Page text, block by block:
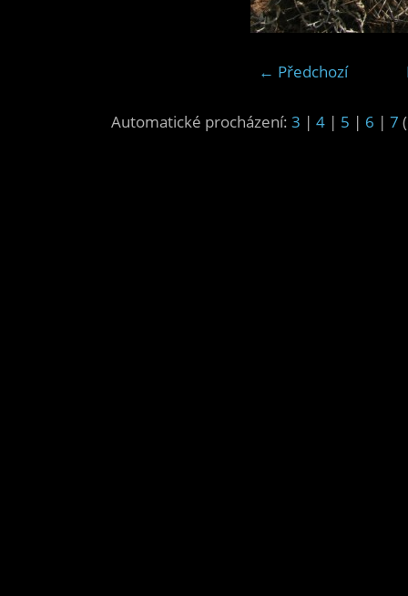
← Předchozí
Automatické procházení: 3 | 4 | 5 | 6 | 7